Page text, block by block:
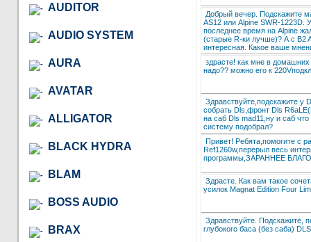
AUDITOR
AUDIO SYSTEM
AURA
AVATAR
ALLIGATOR
BLACK HYDRA
BLAM
BOSS AUDIO
BRAX
Добрый вечер. Подскажите
AS12 или Alpine SWR-1223D.
последнее время на Alpine
(старые R-ки лучше)? А с B2
интересная. Какое ваше
здрасте! как мне в
надо?? можно его к
Здравствуйте,подскажите у
собрать Dls,фронт Dls
на саб Dls mad11,ну и саб
систему подобрал?
Привет! Ребята,помогите с
Ref1260w,перерыл весь
программы,ЗАРАННЕЕ
Здрасте. Как вам такое
усилок Magnat Edition Four
Здравствуйте. Подскажите,
глубокого баса (без саба)